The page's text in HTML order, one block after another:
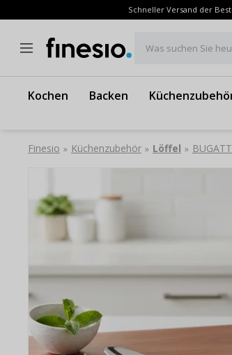
Schneller Versand der
Was suchen Sie
Kochen Backen
Finesio » Küchenzubehör » Löffel »